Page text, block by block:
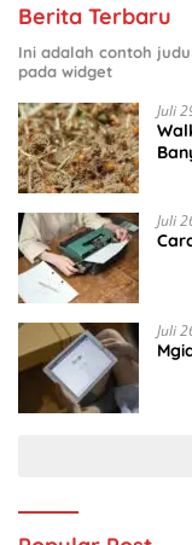
Berita Terbaru
Ini adalah contoh
pada widget
Juli
Juli
Juli